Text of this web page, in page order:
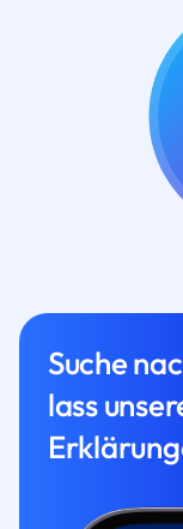
Suche
lass